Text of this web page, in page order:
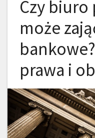
Czy
może
prawa i